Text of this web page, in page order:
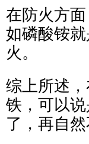
在防火方
如磷酸铵
火。
综上所述
铁，可以
了，再自然